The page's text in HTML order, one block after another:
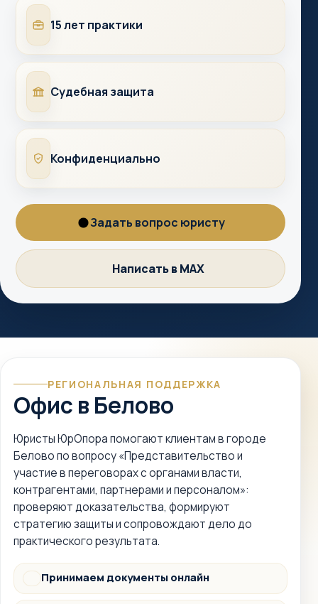
Опыт15 лет практики
СудыСудебная защита
Конфиденциально
Конфиденциально
Вопрос
юристу
Задать вопрос юристу
MAX
Написать в MAX
РЕГИОНАЛЬНАЯ ПОДДЕРЖКА
Офис в Белово
Юристы ЮрОпора помогают клиентам в городе
Белово по вопросу «Представительство и
участие в переговорах с органами власти,
контрагентами, партнерами и персоналом»:
проверяют доказательства, формируют
стратегию защиты и сопровождают дело до
практического результата.
Документы
Принимаем документы онлайн